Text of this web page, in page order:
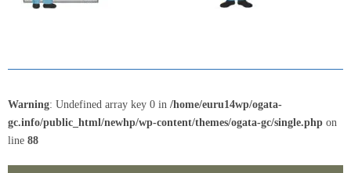
Warning: Undefined array key 0 in /home/euru14wp/ogata-
gc.info/public_html/newhp/wp-content/themes/ogata-gc/single.php on
line 88